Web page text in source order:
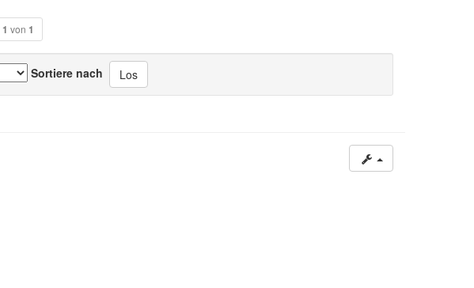
1 von 1
Sortiere nach